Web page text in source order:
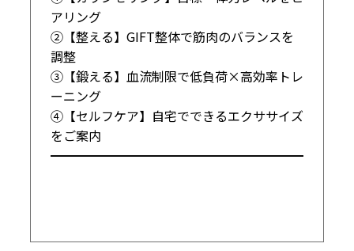
アリング
②【整える】GIFT整体で筋肉のバランスを
調整
③【鍛える】血流制限で低負荷×高効率トレ
ーニング
④【セルフケア】自宅でできるエクササイズ
をご案内
━━━━━━━━━━━━━━━━━━━━